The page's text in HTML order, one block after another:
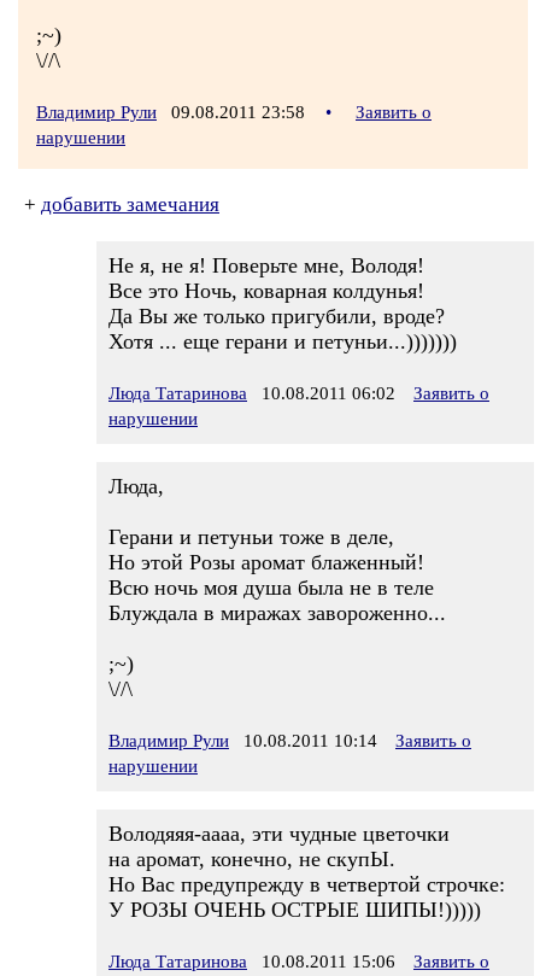
;~)
\//\
Владимир Рули 09.08.2011 23:58 •
Заявить о
нарушении
+ добавить замечания
Не я, не я! Поверьте мне, Володя!
Все это Ночь, коварная колдунья!
Да Вы же только пригубили, вроде?
Хотя ... еще герани и петуньи...)))))))
Люда Татаринова 10.08.2011 06:02
Заявить о
нарушении
Люда,
Герани и петуньи тоже в деле,
Но этой Розы аромат блаженный!
Всю ночь моя душа была не в теле
Блуждала в миражах завороженно...
;~)
\//\
Владимир Рули 10.08.2011 10:14
Заявить о
нарушении
Володяяя-аааа, эти чудные цветочки
на аромат, конечно, не скупЫ.
Но Вас предупрежду в четвертой строчке:
У РОЗЫ ОЧЕНЬ ОСТРЫЕ ШИПЫ!)))))
Люда Татаринова 10.08.2011 15:06
Заявить о